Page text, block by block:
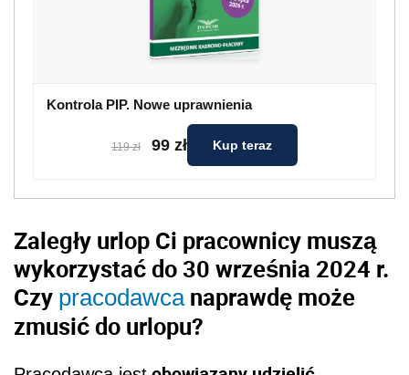
Kontrola PIP. Nowe uprawnienia
119 zł 99 zł Kup teraz
Zaległy urlop Ci pracownicy muszą
wykorzystać do 30 września 2024 r.
Czy pracodawcanaprawdę może
zmusić do urlopu?